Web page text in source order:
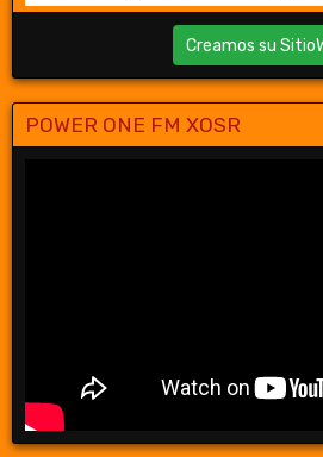
Creamos su
POWER ONE FM XOSR